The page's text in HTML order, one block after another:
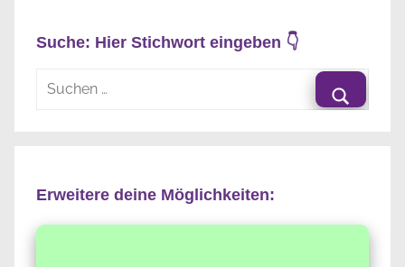
Suche: Hier Stichwort eingeben 👇
Suchen
Erweitere deine Möglichkeiten: